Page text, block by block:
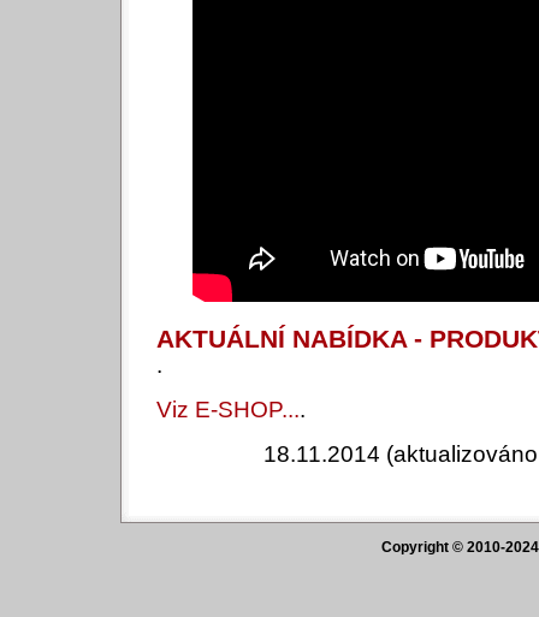
AKTUÁLNÍ NABÍDKA -
.
Viz E-SHOP....
18.11.2014
Copyright © 2010-2024